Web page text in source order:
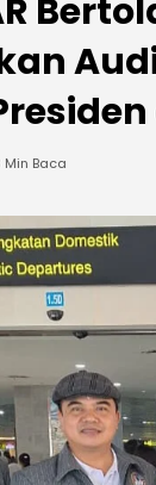
Min Baca